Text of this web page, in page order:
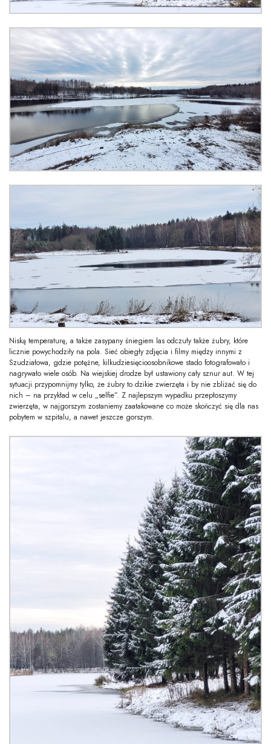
Niską temperaturę, a także zasypany śniegiem las odczuły także żubry, które
licznie powychodziły na pola. Sieć obiegły zdjęcia i filmy między innymi z
Szudziałowa, gdzie potężne, kilkudziesięcioosobnikowe stado fotografowało i
nagrywało wiele osób. Na wiejskiej drodze był ustawiony cały sznur aut. W tej
sytuacji przypomnijmy tylko, że żubry to dzikie zwierzęta i by nie zbliżać się do
nich – na przykład w celu „selfie”. Z najlepszym wypadku przepłoszymy
zwierzęta, w najgorszym zostaniemy zaatakowane co może skończyć się dla nas
pobytem w szpitalu, a nawet jeszcze gorszym.